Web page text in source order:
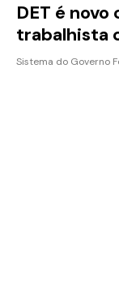
DET é
trabalhista
Sistema do Governo